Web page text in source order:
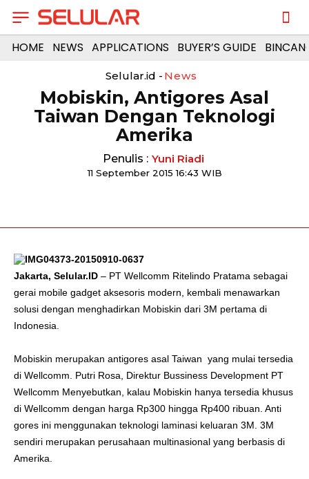
HOME NEWS APPLICATIONS BUYER’S GUIDE
Selular.id - News
Mobiskin, Antigores Asal
Taiwan Dengan Teknologi
Amerika
Penulis : Yuni Riadi
11 September 2015 16:43 WIB
Jakarta, Selular.ID – PT Wellcomm Ritelindo Pratama sebagai
gerai mobile gadget aksesoris modern, kembali menawarkan
solusi dengan menghadirkan Mobiskin dari 3M pertama di
Indonesia.
Mobiskin merupakan antigores asal Taiwan yang mulai tersedia
di Wellcomm. Putri Rosa, Direktur Bussiness Development PT
Wellcomm Menyebutkan, kalau Mobiskin hanya tersedia khusus
di Wellcomm dengan harga Rp300 hingga Rp400 ribuan. Anti
gores ini menggunakan teknologi laminasi keluaran 3M. 3M
sendiri merupakan perusahaan multinasional yang berbasis di
Amerika.